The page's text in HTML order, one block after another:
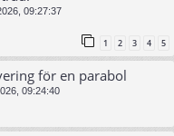
09:27:37
1 2 3 4 5
för en parabol
09:24:40